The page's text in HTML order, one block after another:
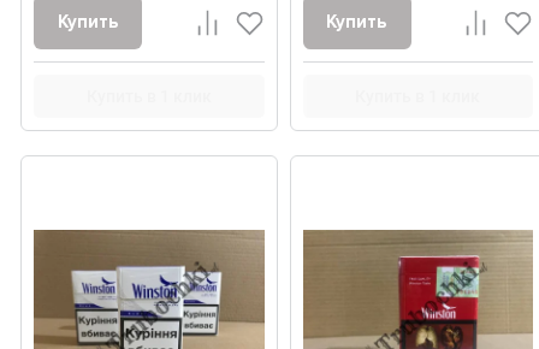
Купить Купить